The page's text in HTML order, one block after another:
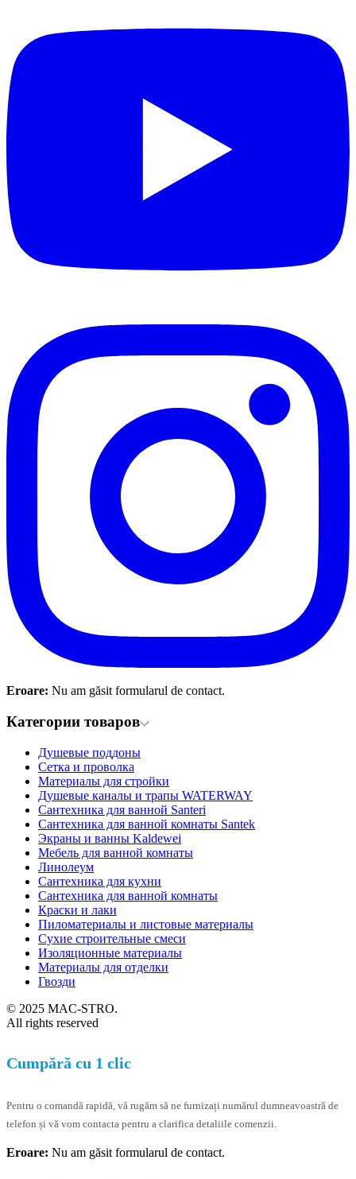
Eroare: Nu am găsit formularul de contact.
Категории товаров
Душевые поддоны
Сетка и проволка
Материалы для стройки
Душевые каналы и трапы WATERWAY
Сантехника для ванной Santeri
Сантехника для ванной комнаты Santek
Экраны и ванны Kaldewei
Мебель для ванной комнаты
Линолеум
Сантехника для кухни
Сантехника для ванной комнаты
Краски и лаки
Пиломатериалы и листовые материалы
Сухие строительные смеси
Изоляционные материалы
Материалы для отделки
Гвозди
© 2025 MAC-STRO.
All rights reserved
Cumpără cu 1 clic
Pentru o comandă rapidă, vă rugăm să ne furnizați numărul dumneavoastră de
telefon și vă vom contacta pentru a clarifica detaliile comenzii.
Eroare: Nu am găsit formularul de contact.